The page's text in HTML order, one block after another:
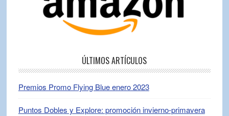
ÚLTIMOS ARTÍCULOS
Premios Promo Flying Blue enero 2023
Puntos Dobles y Explore: promoción invierno-primavera